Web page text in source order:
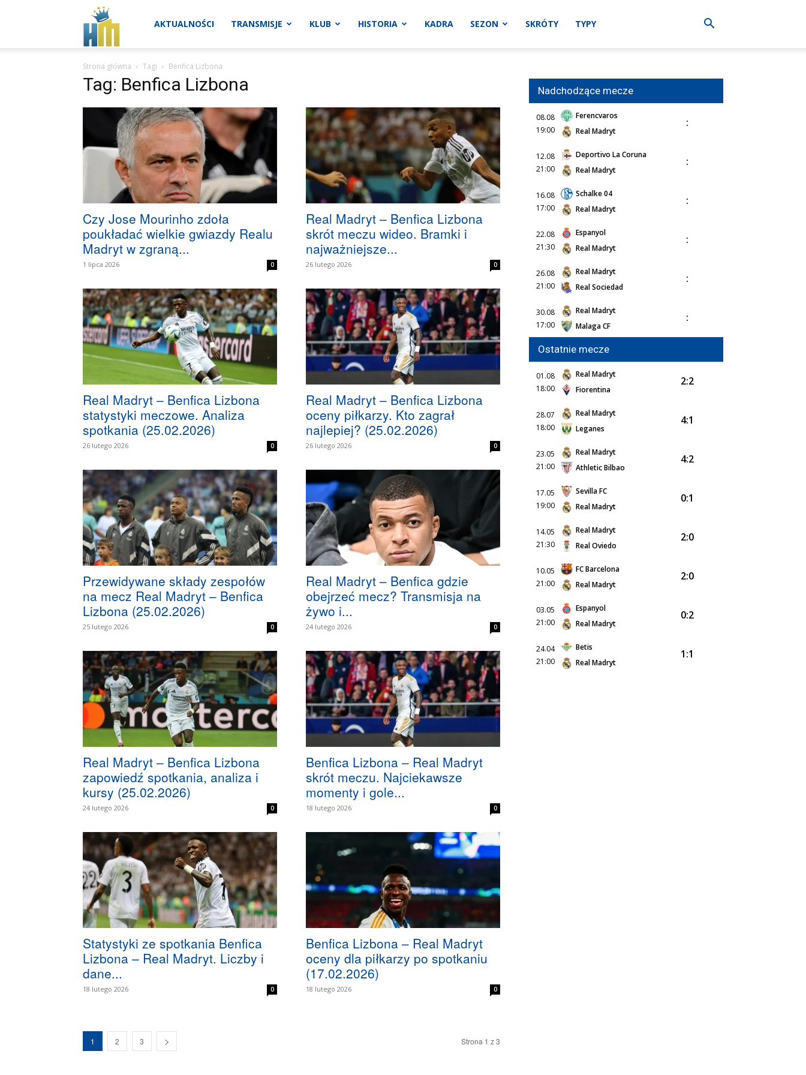
Real
Madryt
aktualności
AKTUALNOŚCI TRANSMISJE KLUB HISTORIA KADRA SEZON SKRÓTY TYPY
Strona główna Tagi Benfica Lizbona
Tag: Benfica Lizbona
Czy Jose Mourinho zdoła
poukładać wielkie gwiazdy Realu
Madryt w zgraną...
1 lipca 2026 0
Real Madryt – Benfica Lizbona
skrót meczu wideo. Bramki i
najważniejsze...
26 lutego 2026 0
Real Madryt – Benfica Lizbona
statystyki meczowe. Analiza
spotkania (25.02.2026)
26 lutego 2026 0
Real Madryt – Benfica Lizbona
oceny piłkarzy. Kto zagrał
najlepiej? (25.02.2026)
26 lutego 2026 0
Przewidywane składy zespołów
na mecz Real Madryt – Benfica
Lizbona (25.02.2026)
25 lutego 2026 0
Real Madryt – Benfica gdzie
obejrzeć mecz? Transmisja na
żywo i...
24 lutego 2026 0
Real Madryt – Benfica Lizbona
zapowiedź spotkania, analiza i
kursy (25.02.2026)
24 lutego 2026 0
Benfica Lizbona – Real Madryt
skrót meczu. Najciekawsze
momenty i gole...
18 lutego 2026 0
Statystyki ze spotkania Benfica
Lizbona – Real Madryt. Liczby i
dane...
18 lutego 2026 0
Benfica Lizbona – Real Madryt
oceny dla piłkarzy po spotkaniu
(17.02.2026)
18 lutego 2026 0
1 2 3 Strona 1 z 3
Nadchodzące mecze
08.08
19:00
Ferencvaros
Real Madryt
:
12.08
21:00
Deportivo La Coruna
Real Madryt
:
16.08
17:00
Schalke 04
Real Madryt
:
22.08
21:30
Espanyol
Real Madryt
:
26.08
21:00
Real Madryt
Real Sociedad
:
30.08
17:00
Real Madryt
Malaga CF
:
Ostatnie mecze
01.08
18:00
Real Madryt
Fiorentina
2:2
28.07
18:00
Real Madryt
Leganes
4:1
23.05
21:00
Real Madryt
Athletic Bilbao
4:2
17.05
19:00
Sevilla FC
Real Madryt
0:1
14.05
21:30
Real Madryt
Real Oviedo
2:0
10.05
21:00
FC Barcelona
Real Madryt
2:0
03.05
21:00
Espanyol
Real Madryt
0:2
24.04
21:00
Betis
Real Madryt
1:1